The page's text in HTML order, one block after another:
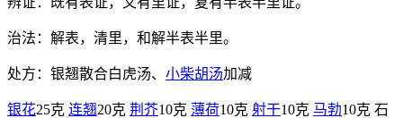
治法：解表，清里，和解半表半里。
处方：银翘散合白虎汤、 小柴胡汤加减
银花25克 连翘20克 荆芥10克 薄荷10克 射干10克 马勃10克 石